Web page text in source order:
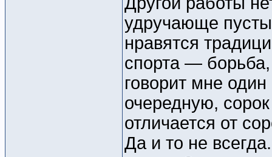
удручающе
нравятся
спорта —
говорит мне
очередную,
отличается от
Да и то не